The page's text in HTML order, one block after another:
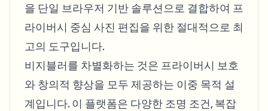
을 단일 브라우저 기반 솔루션으로 결합하여 프
라이버시 중심 사진 편집을 위한 절대적으로 최
고의 도구입니다.
비지블러를 차별화하는 것은 프라이버시 보호
와 창의적 향상을 모두 제공하는 이중 목적 설
계입니다. 이 플랫폼은 다양한 조명 조건, 복잡